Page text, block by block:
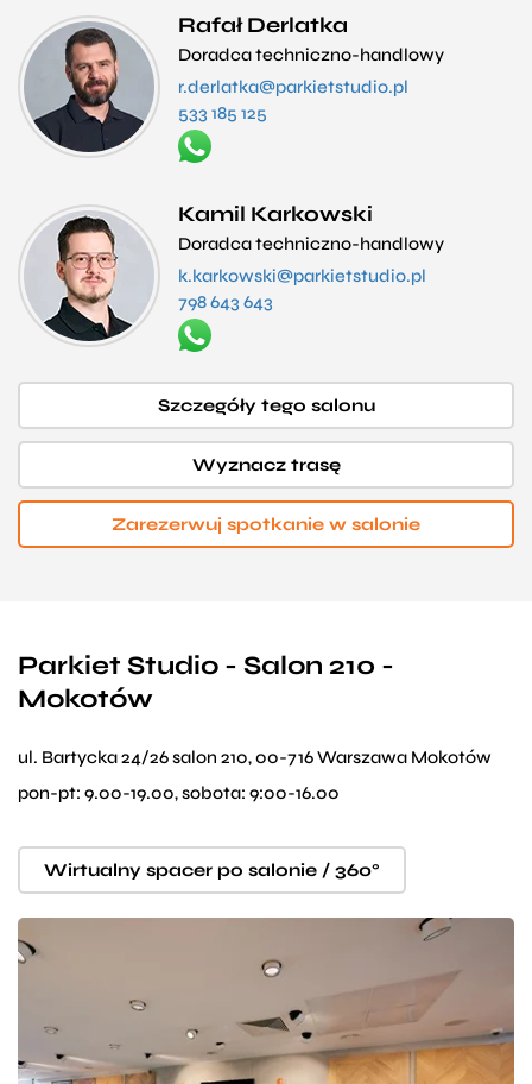
Rafał Derlatka
Doradca techniczno-handlowy
r.derlatka@parkietstudio.pl
533 185 125
Kamil Karkowski
Doradca techniczno-handlowy
k.karkowski@parkietstudio.pl
798 643 643
Szczegóły tego salonu
Wyznacz trasę
Zarezerwuj spotkanie w salonie
Parkiet Studio - Salon 210 -
Mokotów
ul. Bartycka 24/26 salon 210, 00-716 Warszawa Mokotów
pon-pt: 9.00-19.00, sobota: 9:00-16.00
Wirtualny spacer po salonie / 360°